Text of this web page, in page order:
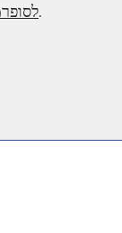
כשאתם עושים את קניות השבועיות.